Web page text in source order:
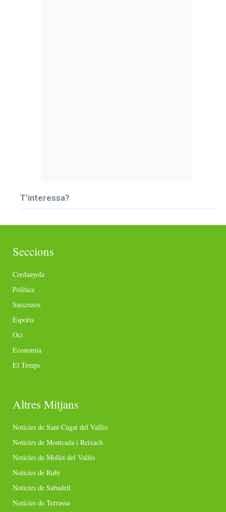
T’interessa?
Seccions
Cerdanyola
Política
Successos
Esports
Oci
Economia
El Temps
Altres Mitjans
Notícies de Sant Cugat del Vallès
Notícies de Montcada i Reixach
Notícies de Mollet del Vallès
Notícies de Rubí
Notícies de Sabadell
Notícies de Terrassa